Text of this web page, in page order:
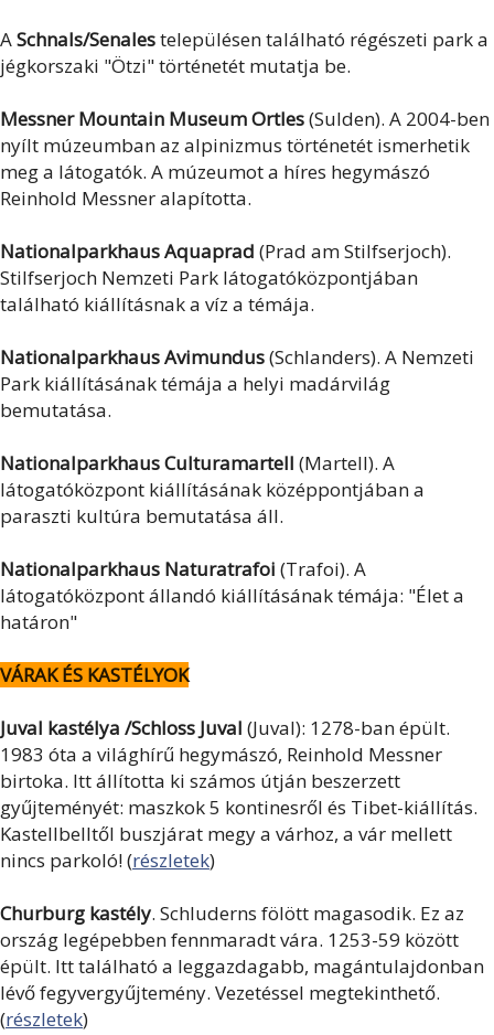
ASchnals/Senalestelepülésen található régészeti park a
jégkorszaki "Ötzi" történetét mutatja be.
Messner Mountain Museum Ortles(Sulden). A 2004-ben
nyílt múzeumban az alpinizmus történetét ismerhetik
meg a látogatók. A múzeumot a híres hegymászó
Reinhold Messner alapította.
Nationalparkhaus Aquaprad (Prad am Stilfserjoch).
Stilfserjoch Nemzeti Park látogatóközpontjában
található kiállításnak a víz a témája.
Nationalparkhaus Avimundus(Schlanders). A Nemzeti
Park kiállításának témája a helyi madárvilág
bemutatása.
Nationalparkhaus Culturamartell (Martell). A
látogatóközpont kiállításának középpontjában a
paraszti kultúra bemutatása áll.
Nationalparkhaus Naturatrafoi (Trafoi). A
látogatóközpont állandó kiállításának témája: "Élet a
határon"
VÁRAK ÉS KASTÉLYOK
Juval kastélya /Schloss Juval (Juval): 1278-ban épült.
1983 óta a világhírű hegymászó, Reinhold Messner
birtoka. Itt állította ki számos útján beszerzett
gyűjteményét: maszkok 5 kontinesről és Tibet-kiállítás.
Kastellbelltől buszjárat megy a várhoz, a vár mellett
nincs parkoló! (részletek)
Churburg kastély. Schluderns fölött magasodik. Ez az
ország legépebben fennmaradt vára. 1253-59 között
épült. Itt található a leggazdagabb, magántulajdonban
lévő fegyvergyűjtemény. Vezetéssel megtekinthető.
(részletek)